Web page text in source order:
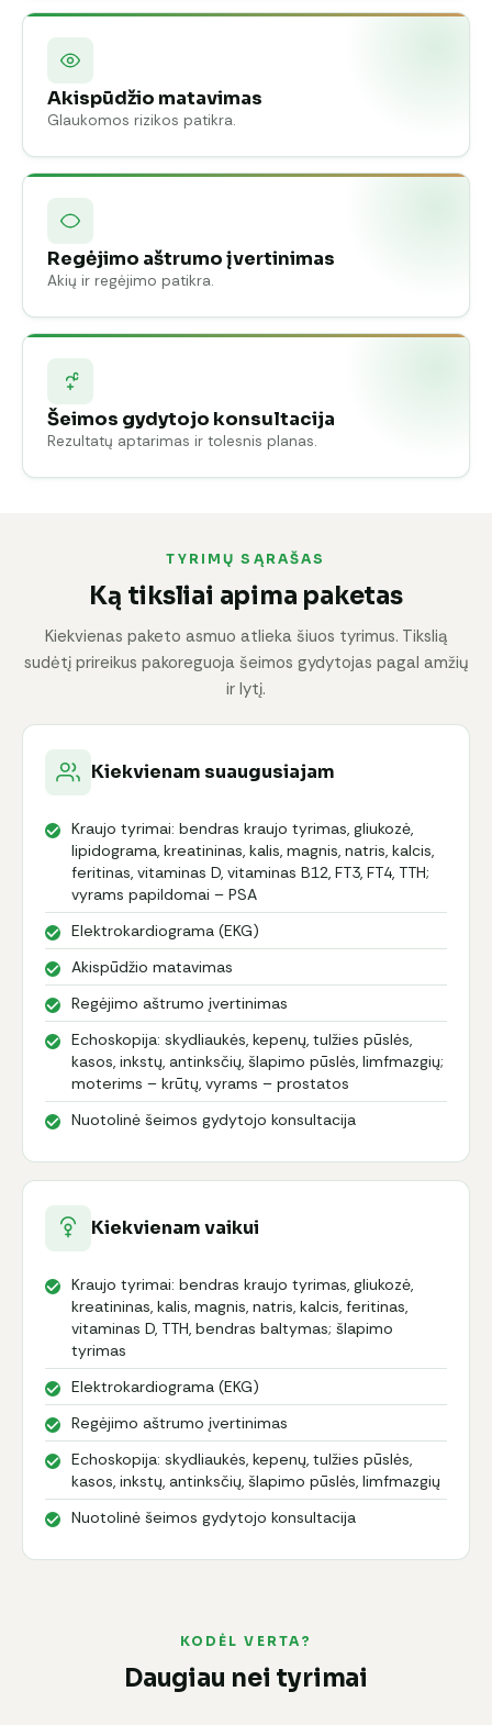
Akispūdžio matavimas
Glaukomos rizikos patikra.
Regėjimo aštrumo įvertinimas
Akių ir regėjimo patikra.
Šeimos gydytojo konsultacija
Rezultatų aptarimas ir tolesnis planas.
TYRIMŲ SĄRAŠAS
Ką tiksliai apima paketas
Kiekvienas paketo asmuo atlieka šiuos tyrimus. Tikslią
sudėtį prireikus pakoreguoja šeimos gydytojas pagal amžių
ir lytį.
Kiekvienam suaugusiajam
Kraujo tyrimai: bendras kraujo tyrimas, gliukozė,
lipidograma, kreatininas, kalis, magnis, natris, kalcis,
feritinas, vitaminas D, vitaminas B12, FT3, FT4, TTH;
vyrams papildomai – PSA
Elektrokardiograma (EKG)
Akispūdžio matavimas
Regėjimo aštrumo įvertinimas
Echoskopija: skydliaukės, kepenų, tulžies pūslės,
kasos, inkstų, antinksčių, šlapimo pūslės, limfmazgių;
moterims – krūtų, vyrams – prostatos
Nuotolinė šeimos gydytojo konsultacija
Kiekvienam vaikui
Kraujo tyrimai: bendras kraujo tyrimas, gliukozė,
kreatininas, kalis, magnis, natris, kalcis, feritinas,
vitaminas D, TTH, bendras baltymas; šlapimo
tyrimas
Elektrokardiograma (EKG)
Regėjimo aštrumo įvertinimas
Echoskopija: skydliaukės, kepenų, tulžies pūslės,
kasos, inkstų, antinksčių, šlapimo pūslės, limfmazgių
Nuotolinė šeimos gydytojo konsultacija
KODĖL VERTA?
Daugiau nei tyrimai